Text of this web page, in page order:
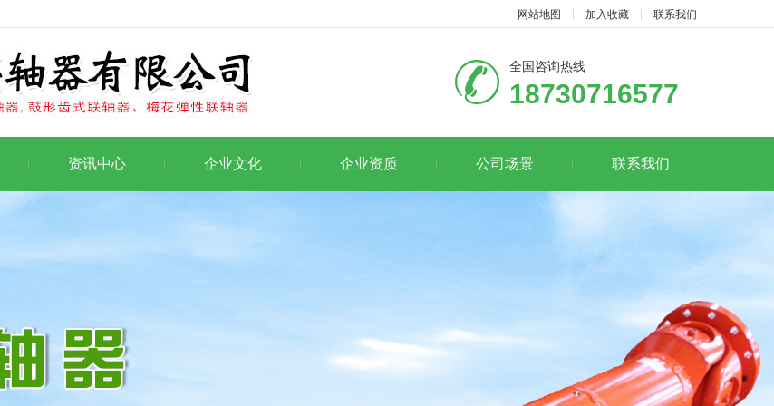
网站地图 加入收藏 联系我们
全国咨询热线
18730716577
资讯中心 企业文化 企业资质 公司场景 联系我们